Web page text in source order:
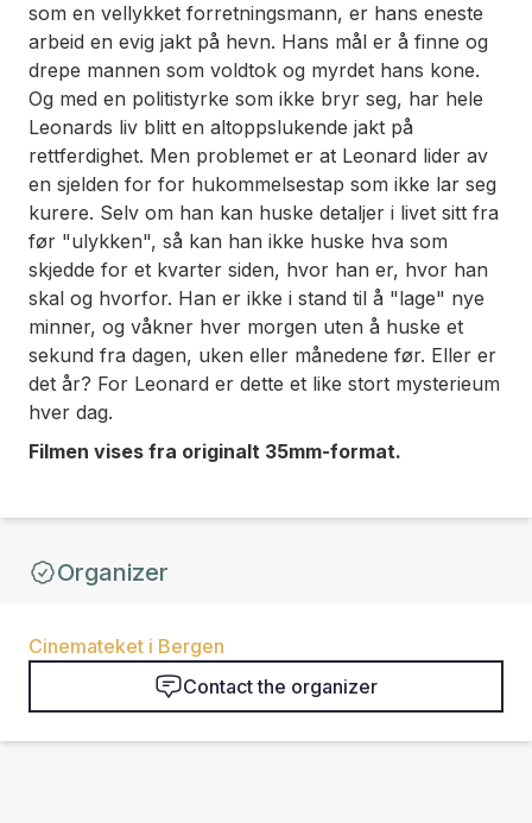
som en vellykket forretningsmann, er hans eneste
arbeid en evig jakt på hevn. Hans mål er å finne og
drepe mannen som voldtok og myrdet hans kone.
Og med en politistyrke som ikke bryr seg, har hele
Leonards liv blitt en altoppslukende jakt på
rettferdighet. Men problemet er at Leonard lider av
en sjelden for for hukommelsestap som ikke lar seg
kurere. Selv om han kan huske detaljer i livet sitt fra
før "ulykken", så kan han ikke huske hva som
skjedde for et kvarter siden, hvor han er, hvor han
skal og hvorfor. Han er ikke i stand til å "lage" nye
minner, og våkner hver morgen uten å huske et
sekund fra dagen, uken eller månedene før. Eller er
det år? For Leonard er dette et like stort mysterieum
hver dag.
Filmen vises fra originalt 35mm-format.
Organizer
Cinemateket i Bergen
Contact the organizer